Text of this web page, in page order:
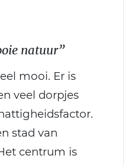
natuur”
mooi. Er is
veel dorpjes
stad van
centrum is